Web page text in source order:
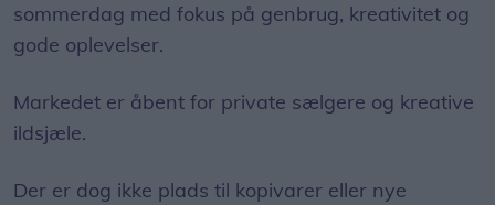
sommerdag med fokus på genbrug, kreativitet og
gode oplevelser.
Markedet er åbent for private sælgere og kreative
ildsjæle.
Der er dog ikke plads til kopivarer eller nye